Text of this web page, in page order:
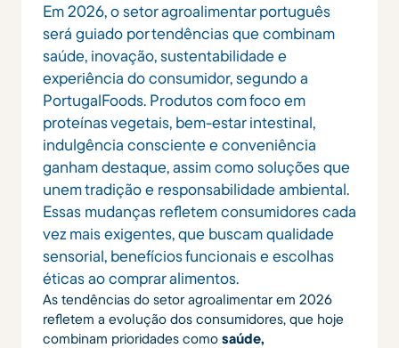
Em 2026, o setor agroalimentar português
será guiado por tendências que combinam
saúde, inovação, sustentabilidade e
experiência do consumidor, segundo a
PortugalFoods. Produtos com foco em
proteínas vegetais, bem-estar intestinal,
indulgência consciente e conveniência
ganham destaque, assim como soluções que
unem tradição e responsabilidade ambiental.
Essas mudanças refletem consumidores cada
vez mais exigentes, que buscam qualidade
sensorial, benefícios funcionais e escolhas
éticas ao comprar alimentos.
As tendências do setor agroalimentar em 2026
refletem a evolução dos consumidores, que hoje
combinam prioridades como saúde,